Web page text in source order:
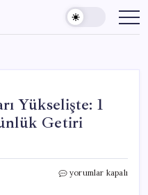
Yükselişte: 1
Getiri
Mevduat
yorumlar kapalı